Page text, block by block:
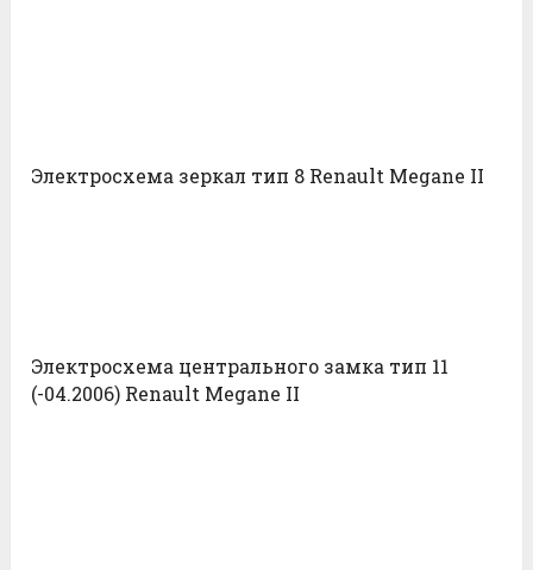
Электросхема зеркал тип 8 Renault Megane II
Электросхема центрального замка тип 11
(-04.2006) Renault Megane II